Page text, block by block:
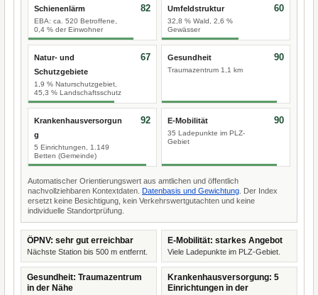
Schienenlärm
EBA: ca. 520 Betroffene,
0,4 % der Einwohner
82 Umfeldstruktur
32,8 % Wald, 2,6 %
Gewässer
60
Natur- und
Schutzgebiete
1,9 % Naturschutzgebiet,
45,3 % Landschaftsschutz
67 Gesundheit
Traumazentrum 1,1 km
90
Krankenhausversorgun
g
5 Einrichtungen, 1.149
Betten (Gemeinde)
92 E-Mobilität
35 Ladepunkte im PLZ-
Gebiet
90
Automatischer Orientierungswert aus amtlichen und öffentlich
nachvollziehbaren Kontextdaten. Datenbasis und Gewichtung . Der Index
ersetzt keine Besichtigung, kein Verkehrswertgutachten und keine
individuelle Standortprüfung.
ÖPNV: sehr gut erreichbar
Nächste Station bis 500 m entfernt.
E-Mobilität: starkes Angebot
Viele Ladepunkte im PLZ-Gebiet.
Gesundheit: Traumazentrum
in der Nähe
Krankenhausversorgung: 5
Einrichtungen in der